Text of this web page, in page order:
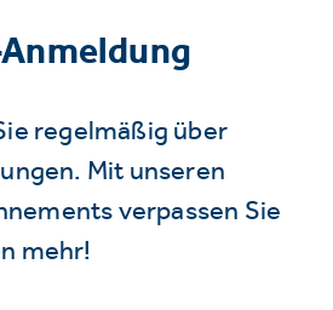
regelmäßig über
Mit unseren
verpassen Sie
mehr!